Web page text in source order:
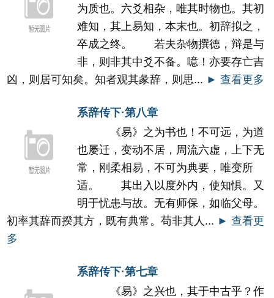
为质也。六爻相杂，唯其时物也。其初
难知，其上易知，本末也。初辞拟之，
卒成之终。 若夫杂物撰德，辩是与
非，则非其中爻不备。噫！亦要存亡吉
凶，则居可知矣。知者观其彖辞，则思... ► 查看更多
系辞传下·第八章
《易》之为书也！不可远，为道
也屡迁，变动不居，周流六虚，上下无
常，刚柔相易，不可为典要，唯变所
适。 其出入以度外内，使知惧。又
明于忧患与故。无有师保，如临父母。
初率其辞而揆其方，既有典常。苟非其人... ► 查看更
多
系辞传下·第七章
《易》之兴也，其于中古乎？作